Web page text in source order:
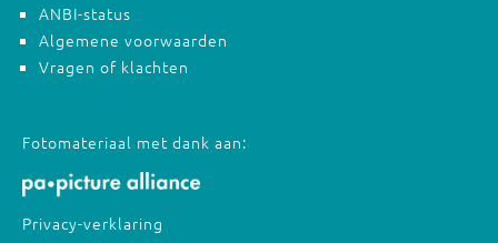
ANBI-status
Algemene voorwaarden
Vragen of klachten
Fotomateriaal met dank aan:
Privacy-verklaring